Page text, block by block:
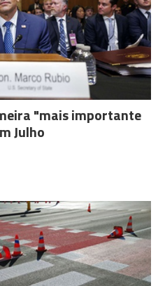
"mais importante
Julho